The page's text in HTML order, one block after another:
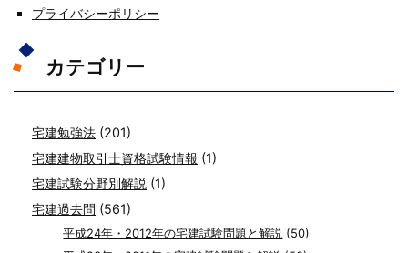
プライバシーポリシー
カテゴリー
宅建勉強法 (201)
宅建建物取引士資格試験情報 (1)
宅建試験分野別解説 (1)
宅建過去問 (561)
平成24年・2012年の宅建試験問題と解説 (50)